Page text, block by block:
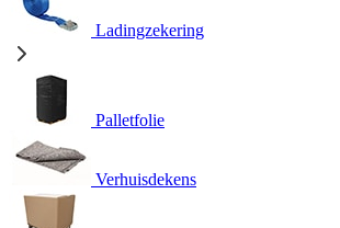
Ladingzekering
Palletfolie
Verhuisdekens